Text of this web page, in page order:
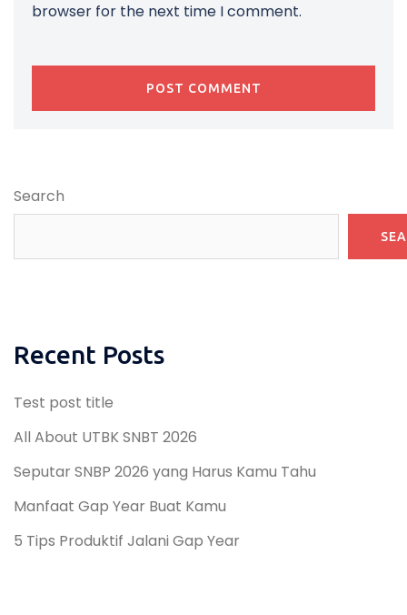
browser for the next time I comment.
Search
Recent Posts
Test post title
All About UTBK SNBT 2026
Seputar SNBP 2026 yang Harus Kamu Tahu
Manfaat Gap Year Buat Kamu
5 Tips Produktif Jalani Gap Year